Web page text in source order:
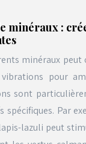
minéraux :
minéraux peut
pour
sont
Par
lazuli peut